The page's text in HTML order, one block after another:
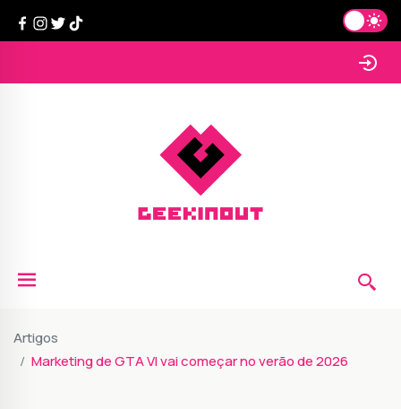
Artigos
Marketing de GTA VI vai começar no verão de 2026